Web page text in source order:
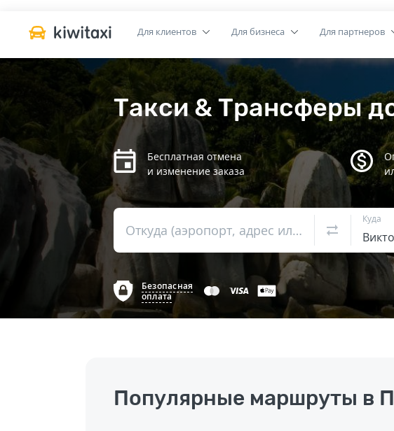
Для клиентов Для бизнеса Для партнеров
Такси & Трансферы
Бесплатная отмена
и изменение заказа
Откуда (аэропорт, адрес или вокзал)
Куда
Безопасная
оплата
Популярные маршруты в